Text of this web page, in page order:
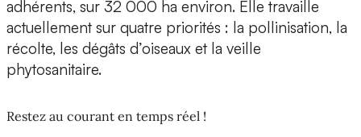
adhérents, sur 32 000 ha environ. Elle travaille
actuellement sur quatre priorités : la pollinisation, la
récolte, les dégâts d’oiseaux et la veille
phytosanitaire.
Restez au courant en temps réel !